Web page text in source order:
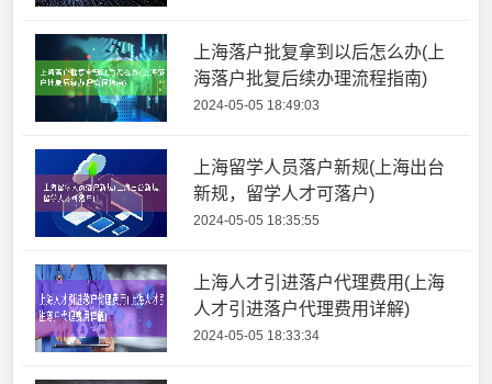
上海落户批复拿到以后怎么办(上
海落户批复后续办理流程指南)
2024-05-05 18:49:03
上海留学人员落户新规(上海出台
新规，留学人才可落户)
2024-05-05 18:35:55
上海人才引进落户代理费用(上海
人才引进落户代理费用详解)
2024-05-05 18:33:34